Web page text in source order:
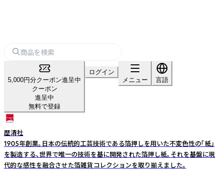
5,000円分クーポン進呈中
クーポン
進呈中
無料で登録
ログイン
メニュー
言語
歴清社
1905年創業。日本の伝統的工芸技術である箔押しを用いた不変色性の「紙」
を製造する、世界で唯一の技術を基に開発された箔押し紙。それを基盤に現
代的な感性を融合させた箔雑貨コレクションを取り揃えました。